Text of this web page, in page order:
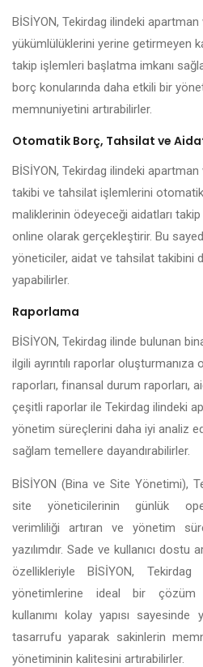
BİSİYON, Tekirdag ilindeki
yükümlülüklerini yerine getirmeyen
takip işlemleri başlatma imkanı
borç konularında daha etkili bir
memnuniyetini artırabilirler.
Otomatik Borç, Tahsilat ve
BİSİYON, Tekirdag ilindeki
takibi ve tahsilat işlemlerini
maliklerinin ödeyeceği aidatları
online olarak gerçekleştirir. Bu
yöneticiler, aidat ve tahsilat takibini
yapabilirler.
Raporlama
BİSİYON, Tekirdag ilinde bulunan
ilgili ayrıntılı raporlar
raporları, finansal durum raporları,
çeşitli raporlar ile Tekirdag ilindeki
yönetim süreçlerini daha iyi analiz
sağlam temellere dayandırabilirler.
BİSİYON (Bina ve Site Yönetimi),
site yöneticilerinin günlük
verimliliği artıran ve yönetim
yazılımdır. Sade ve kullanıcı
özellikleriyle BİSİYON,
yönetimlerine ideal bir çözüm
kullanımı kolay yapısı
tasarrufu yaparak sakinlerin
yönetiminin kalitesini artırabilirler.